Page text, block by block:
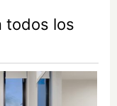
todos los